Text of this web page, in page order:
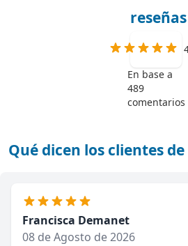
reseñas
En base a
489
comentarios
Qué dicen los clientes de
Francisca Demanet
08 de Agosto de 2026